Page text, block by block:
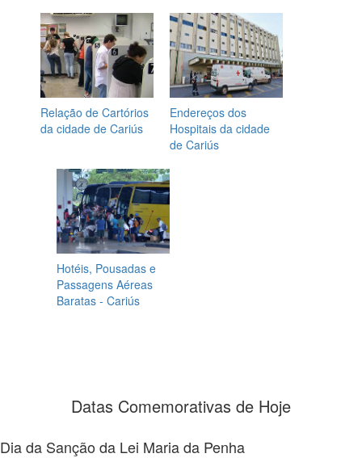
Relação de Cartórios
da cidade de Cariús
Endereços dos
Hospitais da cidade
de Cariús
Hotéis, Pousadas e
Passagens Aéreas
Baratas - Cariús
Datas Comemorativas de Hoje
Dia da Sanção da Lei Maria da Penha